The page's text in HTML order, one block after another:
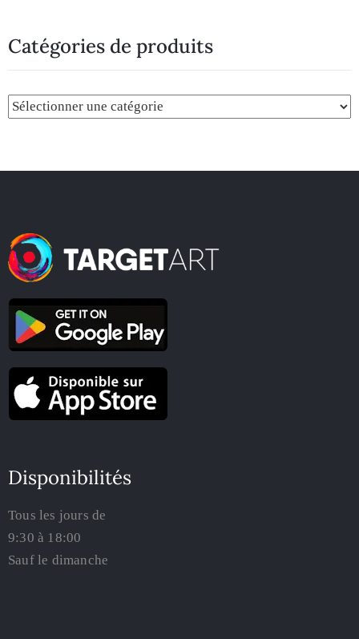
Catégories de produits
Disponibilités
Tous les jours de
9:30 à 18:00
Sauf le dimanche